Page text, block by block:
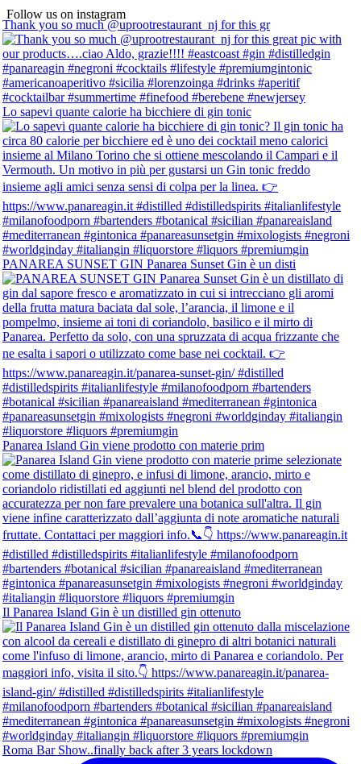
Follow us on instagram
Thank you so much @uprootrestaurant_nj for this gr
Lo sapevi quante calorie ha bicchiere di gin tonic
PANAREA SUNSET GIN Panarea Sunset Gin è un disti
Panarea Island Gin viene prodotto con materie prim
Il Panarea Island Gin è un distilled gin ottenuto
Roma Bar Show..finally back after 3 years lockdown